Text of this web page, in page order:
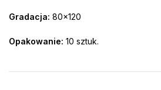
Gradacja: 80×120
Opakowanie: 10 sztuk.